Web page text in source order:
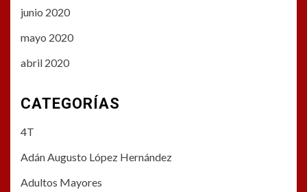
junio 2020
mayo 2020
abril 2020
CATEGORÍAS
4T
Adán Augusto López Hernández
Adultos Mayores